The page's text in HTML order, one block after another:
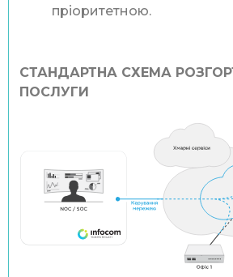
пріоритетною.
СТАНДАРТНА СХЕМА
ПОСЛУГИ